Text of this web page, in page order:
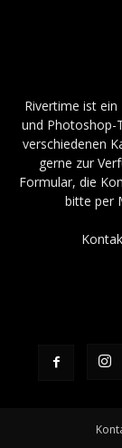
Rivertime ist
und Photoshop-
verschiedenen
gerne zur
Formular, die
bitte per